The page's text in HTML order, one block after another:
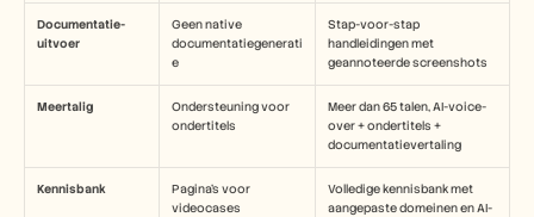
Documentatie-
uitvoer
Geen native
documentatiegenerati
e
Stap-voor-stap
handleidingen met
geannoteerde screenshots
Meertalig
Ondersteuning voor
ondertitels
Meer dan 65 talen, AI-voice-
over + ondertitels +
documentatievertaling
Kennisbank
Pagina's voor
videocases
Volledige kennisbank met
aangepaste domeinen en AI-